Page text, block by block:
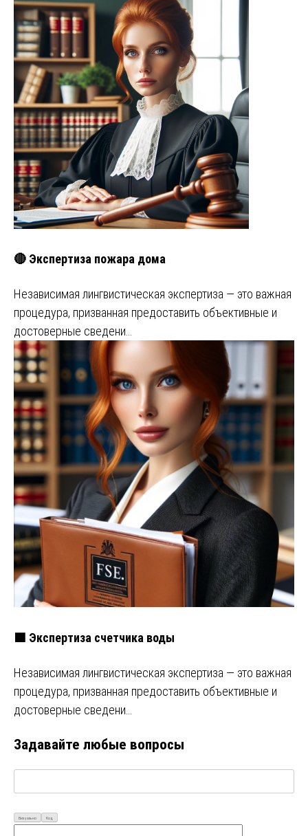
🔴 Экспертиза пожара дома
Независимая лингвистическая экспертиза — это важная
процедура, призванная предоставить объективные и
достоверные сведени…
🟩 Экспертиза счетчика воды
Независимая лингвистическая экспертиза — это важная
процедура, призванная предоставить объективные и
достоверные сведени…
Задавайте любые вопросы
Визуально Код